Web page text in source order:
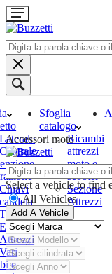
Laterale
Centrale
Chiavi
candela
Tester
Estrattori
Attrezzi
Vari
e
Sfoglia
catalogo
Ricambi
attrezzi
moto e
scooter
Sezione
Attrezzi
Accessori moto
Select a vehicle to find
All Vehicles
Add A Vehicle